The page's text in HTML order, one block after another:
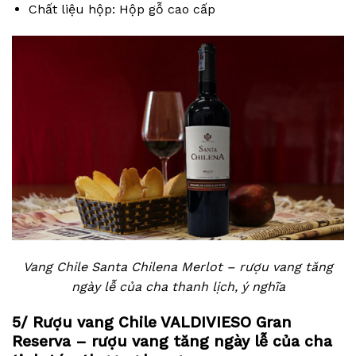
Chất liệu hộp: Hộp gỗ cao cấp
Vang Chile Santa Chilena Merlot – rượu vang tăng
ngày lễ của cha thanh lịch, ý nghĩa
5/ Rượu vang Chile VALDIVIESO Gran
Reserva – rượu vang tăng ngày lễ của cha